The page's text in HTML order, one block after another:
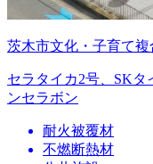
茨木市文化・子育て
セラタイカ2号、SK
ンセラボン
耐火被覆材
不燃断熱材